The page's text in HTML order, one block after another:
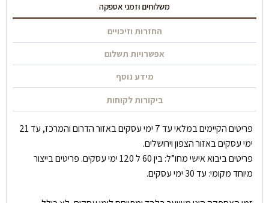
משלוחים וזמני אספקה
החזרות וזיכויים
אפשרויות תשלום
מידע נוסף
ביקורות לקוחות
פריטים הקיימים במלאי עד 7 ימי עסקים באזור הדרום והמרכז, עד 21
ימי עסקים באזור הצפון וירושלים.
פריטים ביבוא אישי מחו”ל: בין 60 ל 120 ימי עסקים. פריטים בייצור
מיוחד מקומי: עד 30 ימי עסקים.